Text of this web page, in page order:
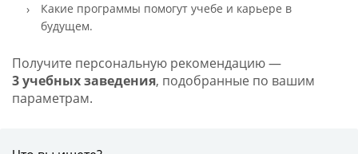
Какие программы помогут учебе и карьере в
будущем.
Получите персональную рекомендацию —
3 учебных заведения, подобранные по вашим
параметрам.